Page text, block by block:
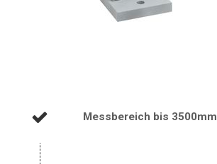
Messbereich bis 3500mm